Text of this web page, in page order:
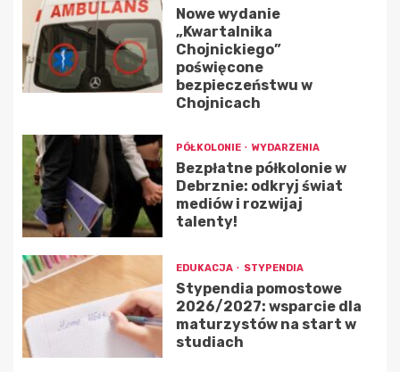
Nowe wydanie
„Kwartalnika
Chojnickiego”
poświęcone
bezpieczeństwu w
Chojnicach
PÓŁKOLONIE WYDARZENIA
Bezpłatne półkolonie w
Debrznie: odkryj świat
mediów i rozwijaj
talenty!
EDUKACJA STYPENDIA
Stypendia pomostowe
2026/2027: wsparcie dla
maturzystów na start w
studiach